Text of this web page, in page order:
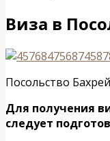
Виза в
Посольство
Для получения
следует